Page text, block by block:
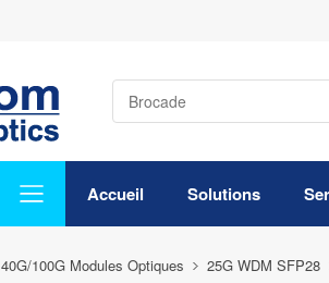
Accueil Solutions
40G/100G Modules Optiques 25G WDM SFP28